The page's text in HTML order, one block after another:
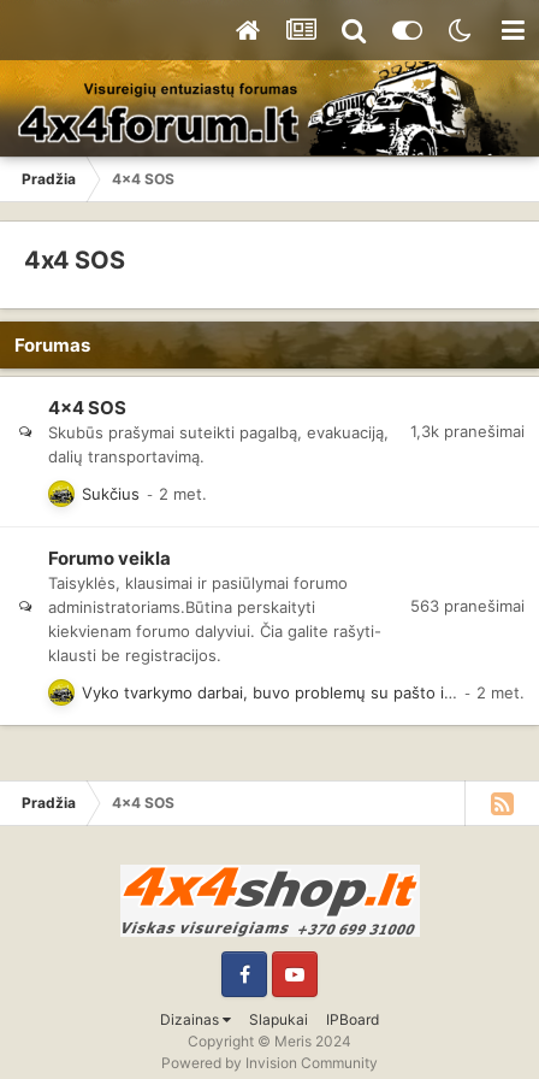
Pradžia 4x4 SOS
4x4 SOS
Forumas
4x4 SOS
Skubūs prašymai suteikti pagalbą, evakuaciją,
dalių transportavimą.
1,3k pranešimai
Sukčius
Forumo veikla
Taisyklės, klausimai ir pasiūlymai forumo
administratoriams.Būtina perskaityti
kiekvienam forumo dalyviui. Čia galite rašyti-
klausti be registracijos.
563 pranešimai
Vyko tvarkymo darbai, buvo problemų su pašto išsiuntimu į gmail.com
Pradžia 4x4 SOS
Dizainas Slapukai IPBoard
FacebookYouTube
Copyright © Meris 2024
Powered by Invision Community